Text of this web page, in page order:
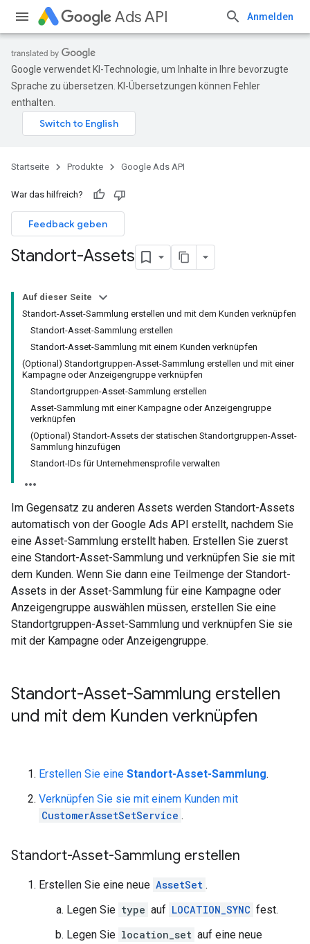
Ads API Anmelden
Google verwendet KI-Technologie, um Inhalte in Ihre bevorzugte
Sprache zu übersetzen. KI-Übersetzungen können Fehler
enthalten.
Startseite Produkte Google Ads API
War das hilfreich?
Feedback geben
Standort-Assets
Auf dieser Seite
Standort-Asset-Sammlung erstellen und mit dem Kunden verknüpfen
Standort-Asset-Sammlung erstellen
Standort-Asset-Sammlung mit einem Kunden verknüpfen
(Optional) Standortgruppen-Asset-Sammlung erstellen und mit einer
Kampagne oder Anzeigengruppe verknüpfen
Standortgruppen-Asset-Sammlung erstellen
Asset-Sammlung mit einer Kampagne oder Anzeigengruppe
verknüpfen
(Optional) Standort-Assets der statischen Standortgruppen-Asset-
Sammlung hinzufügen
Standort-IDs für Unternehmensprofile verwalten
Im Gegensatz zu anderen Assets werden Standort-Assets
automatisch von der Google Ads API erstellt, nachdem Sie
eine Asset-Sammlung erstellt haben. Erstellen Sie zuerst
eine Standort-Asset-Sammlung und verknüpfen Sie sie mit
dem Kunden. Wenn Sie dann eine Teilmenge der Standort-
Assets in der Asset-Sammlung für eine Kampagne oder
Anzeigengruppe auswählen müssen, erstellen Sie eine
Standortgruppen-Asset-Sammlung und verknüpfen Sie sie
mit der Kampagne oder Anzeigengruppe.
Standort-Asset-Sammlung erstellen
und mit dem Kunden verknüpfen
Erstellen Sie eine Standort-Asset-Sammlung.
Verknüpfen Sie sie mit einem Kunden mit
CustomerAssetSetService .
Standort-Asset-Sammlung erstellen
Erstellen Sie eine neue AssetSet .
Legen Sie type auf LOCATION_SYNC fest.
Legen Sie location_set auf eine neue